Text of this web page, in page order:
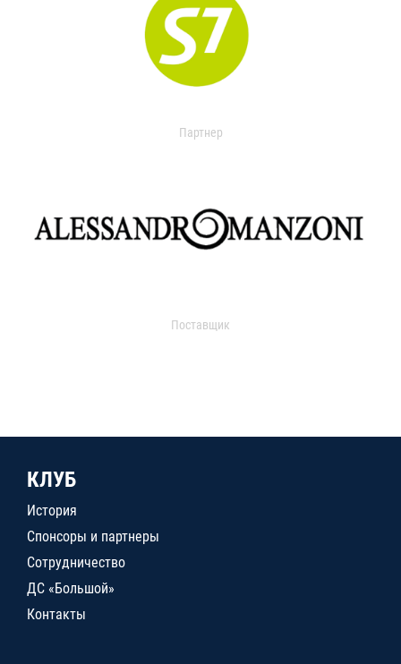
Партнер
Поставщик
КЛУБ
История
Спонсоры и партнеры
Сотрудничество
ДС «Большой»
Контакты